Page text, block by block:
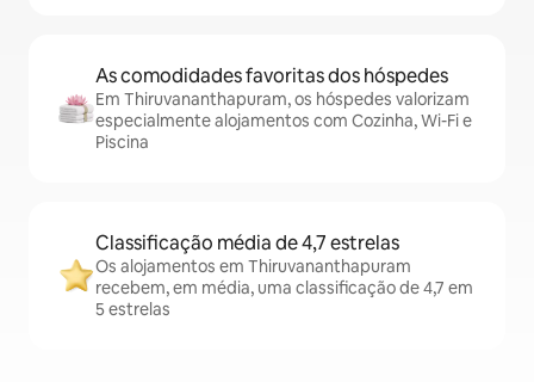
As comodidades favoritas dos hóspedes
Em Thiruvananthapuram, os hóspedes valorizam
especialmente alojamentos com Cozinha, Wi-Fi e
Piscina
Classificação média de 4,7 estrelas
Os alojamentos em Thiruvananthapuram
recebem, em média, uma classificação de 4,7 em
5 estrelas